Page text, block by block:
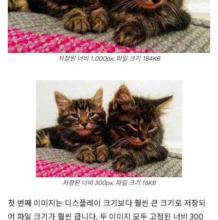
저장된 너비 1,000px, 파일 크기 184KB
저장된 너비 300px, 파일 크기 16KB
첫 번째 이미지는 디스플레이 크기보다 훨씬 큰 크기로 저장되
어 파일 크기가 훨씬 큽니다. 두 이미지 모두 고정된 너비 300